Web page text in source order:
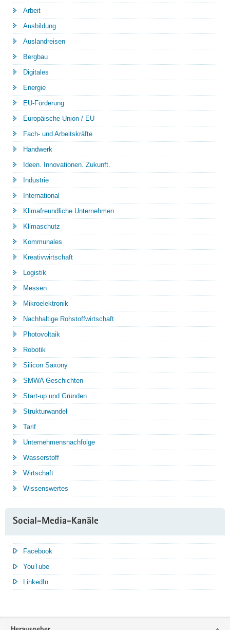
Arbeit
Ausbildung
Auslandreisen
Bergbau
Digitales
Energie
EU-Förderung
Europäische Union / EU
Fach- und Arbeitskräfte
Handwerk
Ideen. Innovationen. Zukunft.
Industrie
International
Klimafreundliche Unternehmen
Klimaschutz
Kommunales
Kreativwirtschaft
Logistik
Messen
Mikroelektronik
Nachhaltige Rohstoffwirtschaft
Photovoltaik
Robotik
Silicon Saxony
SMWA Geschichten
Start-up und Gründen
Strukturwandel
Tarif
Unternehmensnachfolge
Wasserstoff
Wirtschaft
Wissenswertes
Social-Media-Kanäle
Facebook
YouTube
LinkedIn
Service